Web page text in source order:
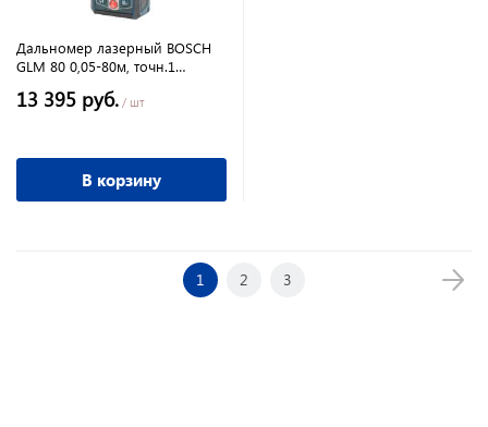
Дальномер лазерный BOSCH
GLM 80 0,05-80м, точн.1
13 395 руб. / шт
В корзину
1 2 3